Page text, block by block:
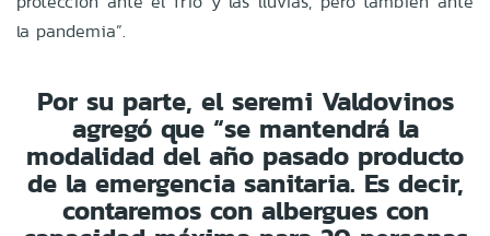
la pandemia”.
Por su parte, el seremi Valdovinos
agregó que “se mantendrá la
modalidad del año pasado producto
de la emergencia sanitaria. Es decir,
contaremos con albergues con